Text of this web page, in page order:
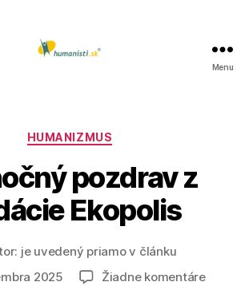
Menu
Kategórie
HUMANIZMUS
pozdrav z
Ekopolis
je uvedený priamo v článku
2025 Žiadne komentárena